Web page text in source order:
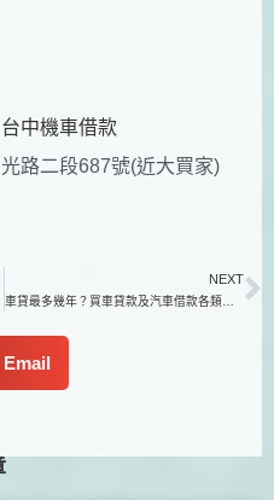
台中機車借款
路二段687號(近大買家)
NEXT
Email